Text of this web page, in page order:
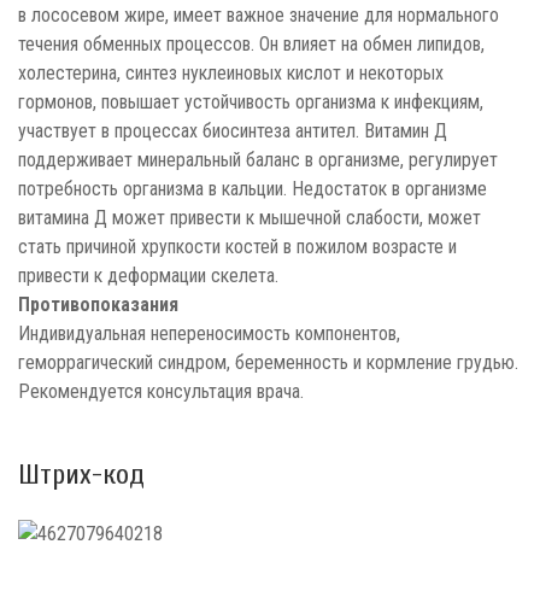
в лососевом жире, имеет важное значение для нормального
течения обменных процессов. Он влияет на обмен липидов,
холестерина, синтез нуклеиновых кислот и некоторых
гормонов, повышает устойчивость организма к инфекциям,
участвует в процессах биосинтеза антител. Витамин Д
поддерживает минеральный баланс в организме, регулирует
потребность организма в кальции. Недостаток в организме
витамина Д может привести к мышечной слабости, может
стать причиной хрупкости костей в пожилом возрасте и
привести к деформации скелета.
Противопоказания
Индивидуальная непереносимость компонентов,
геморрагический синдром, беременность и кормление грудью.
Рекомендуется консультация врача.
Штрих-код